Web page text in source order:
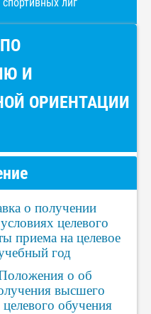
И
ОРИЕНТАЦИИ
о получении
целевого
приема на целевое
год
о об
высшего
обучения